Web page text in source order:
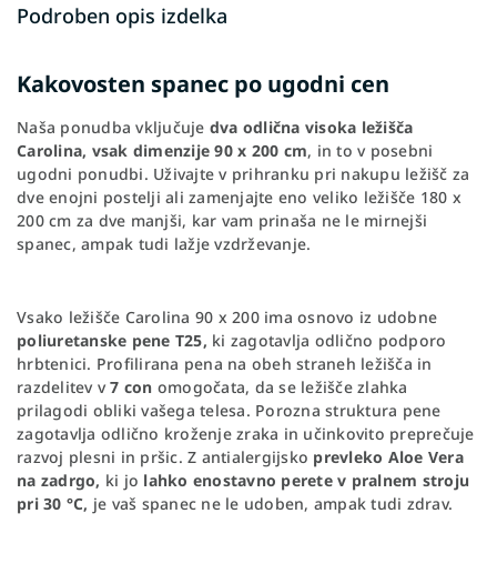
Podroben opis izdelka
Kakovosten spanec po ugodni cen
Naša ponudba vključuje dva odlična visoka ležišča
Carolina, vsak dimenzije 90 x 200 cm, in to v posebni
ugodni ponudbi. Uživajte v prihranku pri nakupu ležišč za
dve enojni postelji ali zamenjajte eno veliko ležišče 180 x
200 cm za dve manjši, kar vam prinaša ne le mirnejši
spanec, ampak tudi lažje vzdrževanje.
Vsako ležišče Carolina 90 x 200 ima osnovo iz udobne
poliuretanske pene T25, ki zagotavlja odlično podporo
hrbtenici. Profilirana pena na obeh straneh ležišča in
razdelitev v7 con omogočata, da se ležišče zlahka
prilagodi obliki vašega telesa. Porozna struktura pene
zagotavlja odlično kroženje zraka in učinkovito preprečuje
razvoj plesni in pršic. Z antialergijsko prevleko Aloe Vera
na zadrgo, ki jo lahko enostavno perete v pralnem stroju
pri 30 °C, je vaš spanec ne le udoben, ampak tudi zdrav.